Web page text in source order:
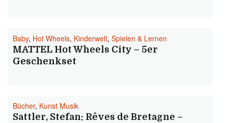
Baby, Hot Wheels, Kinderwelt, Spielen & Lernen
MATTEL Hot Wheels City – 5er
Geschenkset
Bücher, Kunst Musik
Sattler, Stefan: Rêves de Bretagne –